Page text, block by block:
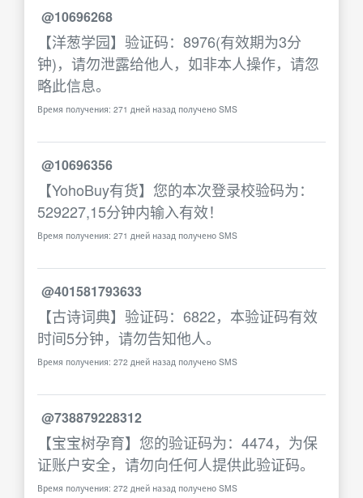
@10696268
【洋葱学园】验证码：8976(有效期为3分
钟)，请勿泄露给他人，如非本人操作，请忽
略此信息。
Время получения: 271 дней назад получено SMS
@10696356
【YohoBuy有货】您的本次登录校验码为：
529227,15分钟内输入有效！
Время получения: 271 дней назад получено SMS
@401581793633
【古诗词典】验证码：6822，本验证码有效
时间5分钟，请勿告知他人。
Время получения: 272 дней назад получено SMS
@738879228312
【宝宝树孕育】您的验证码为：4474，为保
证账户安全，请勿向任何人提供此验证码。
Время получения: 272 дней назад получено SMS